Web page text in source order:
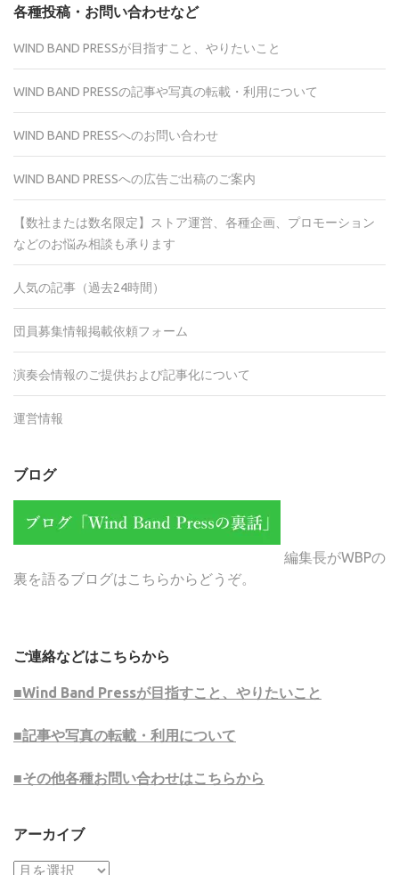
各種投稿・お問い合わせなど
WIND BAND PRESSが目指すこと、やりたいこと
WIND BAND PRESSの記事や写真の転載・利用について
WIND BAND PRESSへのお問い合わせ
WIND BAND PRESSへの広告ご出稿のご案内
【数社または数名限定】ストア運営、各種企画、プロモーション
などのお悩み相談も承ります
人気の記事（過去24時間）
団員募集情報掲載依頼フォーム
演奏会情報のご提供および記事化について
運営情報
ブログ
編集長がWBPの
裏を語るブログはこちらからどうぞ。
ご連絡などはこちらから
■Wind Band Pressが目指すこと、やりたいこと
■記事や写真の転載・利用について
■その他各種お問い合わせはこちらから
アーカイブ
ア